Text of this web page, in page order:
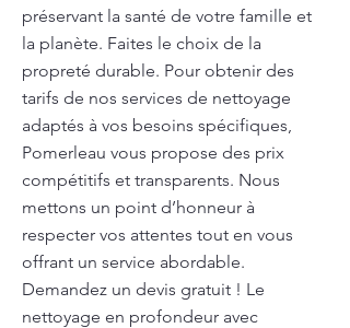
préservant la santé de votre famille et
la planète. Faites le choix de la
propreté durable. Pour obtenir des
tarifs de nos services de nettoyage
adaptés à vos besoins spécifiques,
Pomerleau vous propose des prix
compétitifs et transparents. Nous
mettons un point d’honneur à
respecter vos attentes tout en vous
offrant un service abordable.
Demandez un devis gratuit ! Le
nettoyage en profondeur avec